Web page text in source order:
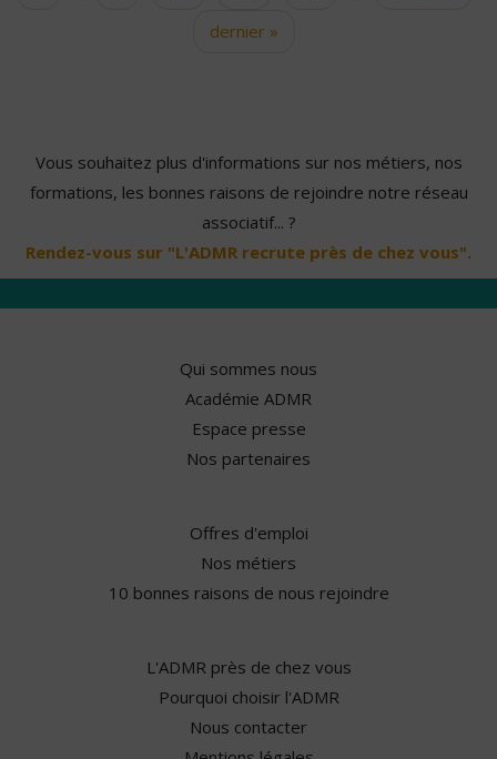
dernier »
Vous souhaitez plus d'informations sur nos métiers, nos
formations, les bonnes raisons de rejoindre notre réseau
associatif... ?
Rendez-vous sur "L'ADMR recrute près de chez vous".
Qui sommes nous
Académie ADMR
Espace presse
Nos partenaires
Offres d'emploi
Nos métiers
10 bonnes raisons de nous rejoindre
L'ADMR près de chez vous
Pourquoi choisir l'ADMR
Nous contacter